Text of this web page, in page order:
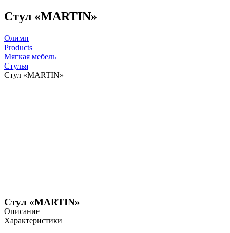
Стул «MARTIN»
Олимп
Products
Мягкая мебель
Стулья
Стул «MARTIN»
Стул «MARTIN»
Описание
Характеристики